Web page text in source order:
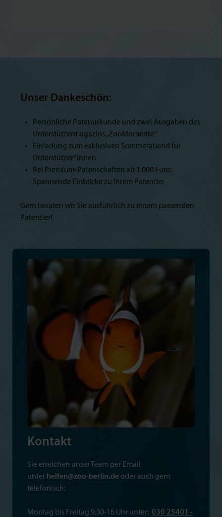
Unser Dankeschön:
Persönliche Patenurkunde und zwei Ausgaben des
Unterstützermagazins „ZooMomente“
Einladung zum exklusiven Sommerabend für
Unterstützer*innen
Bei Premium-Patenschaften ab 1.000 Euro:
Spannende Einblicke zu Ihrem Patentier
Gern beraten wir Sie ausführlich zu einem passenden
Patentier!
Kontakt
Sie erreichen unser Team per Email
unter helfen@zoo-berlin.de oder auch gern
telefonisch:
Montag bis Freitag 9.30-16 Uhr unter: 030 25401 -